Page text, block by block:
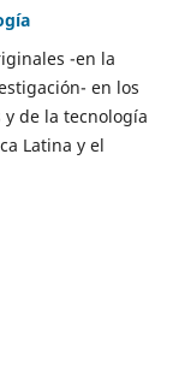
-en la
en los
de la tecnología
Latina y el